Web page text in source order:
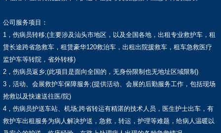
公司服务项目：
1，伤病员转移;(主要涉及汕头市地区，以及全国各地，出租专业救护车，租
赁长途跨省急救车，租赁豪华120救治车，出租出院援救车，租车急救医疗
监护车等转院，省外转移)
2，伤病员返乡;(此项目是面向全国的，无身份限制也无地址区域限制)
3，活动、会展救护车保障服务;(提供活动、会展的后勤服务工作，包括现场
抢救以及快速送往医/院)
4，伤病员护送车站、机场;跨省转运有精湛的技术人员，医生护士出车，有
救护车出租服务为病人解决护送，急救，转运，护理等难题，给病人温暖以